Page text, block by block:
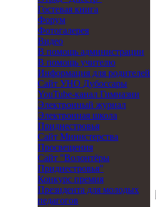
Гостевая книга
Форум
Фотогалерея
Видео
В помощь администрации
В помощь учителю
Информация для родителей
Cайт УНО Дубоссары
YouTube-канал Гимназии
Электронный журнал
Электронная школа
Приднестровья
Сайт Министерства
Просвещения
Сайт "Волонтёры
Приднестровья"
Конкурс премия
Президента для молодых
педагогов